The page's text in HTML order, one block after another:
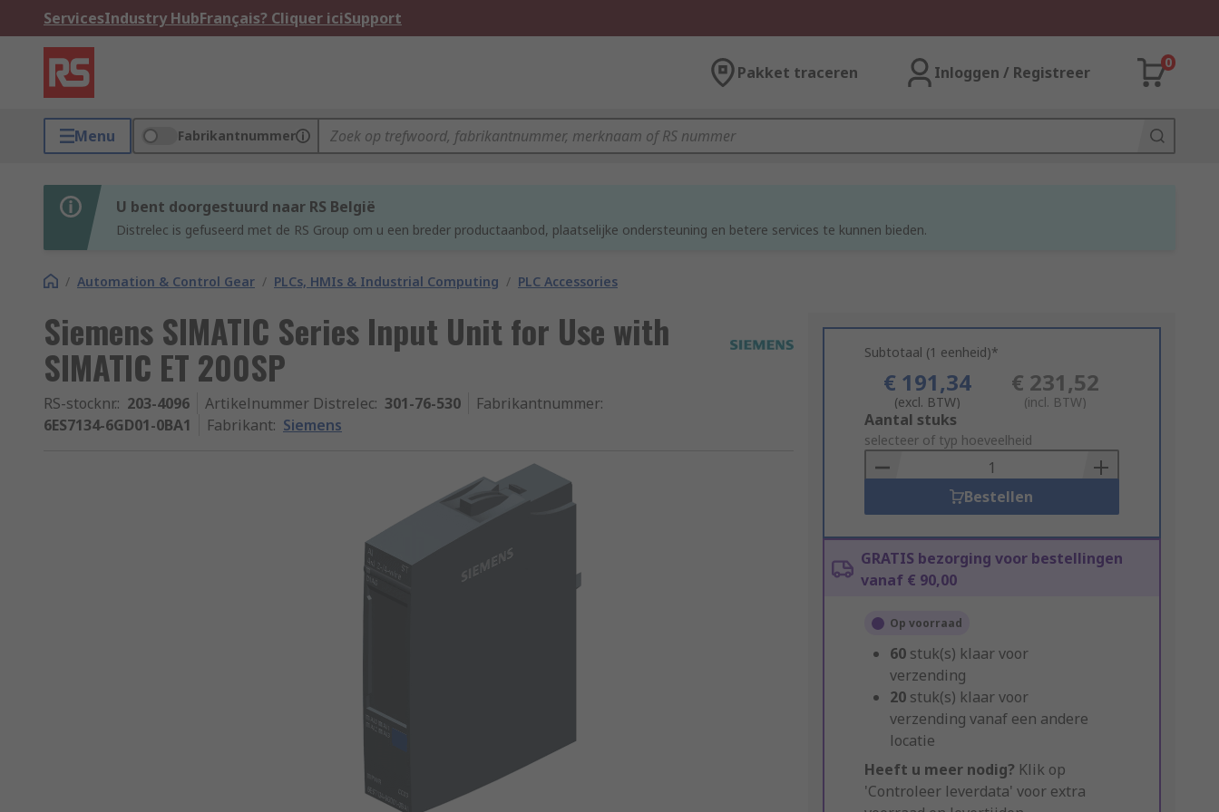
ServicesIndustry HubFrançais? Cliquer iciSupport
Pakket traceren Inloggen / Registreer
0
Menu Fabrikantnummer
U bent doorgestuurd naar RS België
Distrelec is gefuseerd met de RS Group om u een breder productaanbod, plaatselijke ondersteuning en betere services te kunnen bieden.
/ Automation & Control Gear / PLCs, HMIs & Industrial Computing / PLC Accessories
Siemens SIMATIC Series Input Unit for Use with
SIMATIC ET 200SP
RS-stocknr.: 203-4096 Artikelnummer Distrelec: 301-76-530 Fabrikantnummer:
6ES7134-6GD01-0BA1
Fabrikant: Siemens
Subtotaal (1 eenheid)*
€ 191,34
(excl. BTW)
€ 231,52
(incl. BTW)
Add
to
Basket
Aantal stuks
selecteer of typ hoeveelheid
Bestellen
GRATIS bezorging voor bestellingen
vanaf € 90,00
Op voorraad
60 stuk(s) klaar voor
verzending
20 stuk(s) klaar voor
verzending vanaf een andere
locatie
Heeft u meer nodig? Klik op
'Controleer leverdata' voor extra